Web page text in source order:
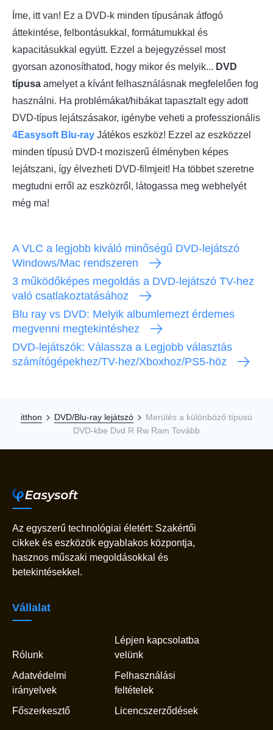
Íme, itt van! Ez a DVD-k minden típusának átfogó
áttekintése, felbontásukkal, formátumukkal és
kapacitásukkal együtt. Ezzel a bejegyzéssel most
gyorsan azonosíthatod, hogy mikor és melyik... DVD
típusa amelyet a kívánt felhasználásnak megfelelően fog
használni. Ha problémákat/hibákat tapasztalt egy adott
DVD-típus lejátszásakor, igénybe veheti a professzionális
4Easysoft Blu-ray Játékos eszköz! Ezzel az eszközzel
minden típusú DVD-t moziszerű élményben képes
lejátszani, így élvezheti DVD-filmjeit! Ha többet szeretne
megtudni erről az eszközről, látogassa meg webhelyét
még ma!
A VLC a legjobb kiváló minőségű DVD-lejátszó
Windows/Mac rendszeren
3 működőképes megoldás a DVD-lejátszó TV-hez
való csatlakoztatásához
Blu ray vs DVD: Melyik albumlemezt érdemes
megvenni megtekintéshez
DVD-lejátszók: Válassza a Legjobb választás
számítógépekhez/TV-hez/Xboxhoz/PS5-höz
itthon DVD/Blu-ray lejátszó
Merülés a különböző típusú
DVD-kbe Dvd R Rw Ram Tovább
Az egyszerű technológiai életért: Szakértői
cikkek és eszközök egyablakos központja,
hasznos műszaki megoldásokkal és
betekintésekkel.
Vállalat
Rólunk
Lépjen kapcsolatba
velünk
Adatvédelmi
irányelvek
Felhasználási
feltételek
Főszerkesztő
Licencszerződések